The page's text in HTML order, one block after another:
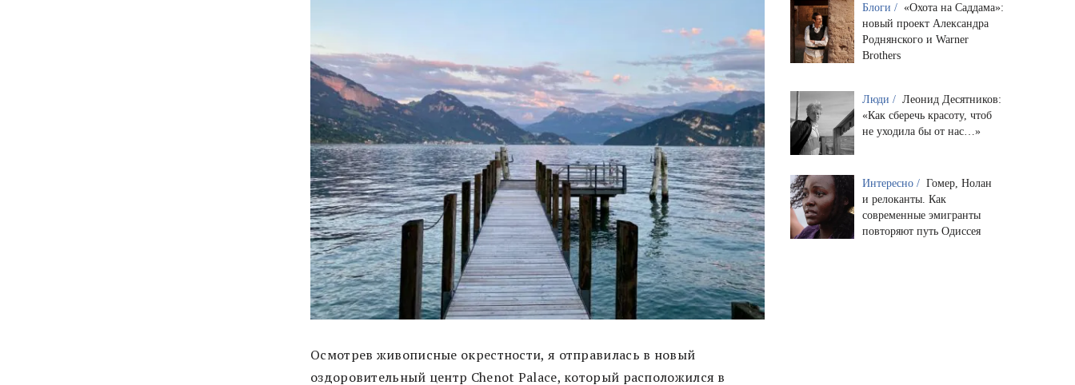
Осмотрев живописные окрестности, я отправилась в новый
оздоровительный центр Chenot Palace, который расположился в
Блоги / «Охота на Саддама»:
новый проект Александра
Роднянского и Warner
Brothers
Люди / Леонид Десятников:
«Как сберечь красоту, чтоб
не уходила бы от нас…»
Интересно / Гомер, Нолан
и релоканты. Как
современные эмигранты
повторяют путь Одиссея